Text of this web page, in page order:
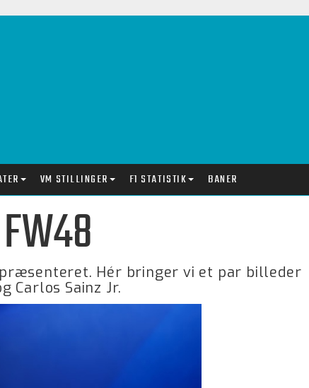
VM STILLINGER F1 STATISTIK BANER
Hér bringer vi et par billeder
Carlos Sainz Jr.